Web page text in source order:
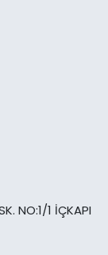
NO:1/1 İÇKAPI